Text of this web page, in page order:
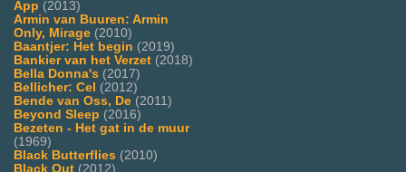
App (2013)
Armin van Buuren: Armin
Only, Mirage (2010)
Baantjer: Het begin (2019)
Bankier van het Verzet (2018)
Bella Donna's (2017)
Bellicher: Cel (2012)
Bende van Oss, De (2011)
Beyond Sleep (2016)
Bezeten - Het gat in de muur
(1969)
Black Butterflies (2010)
Black Out (2012)